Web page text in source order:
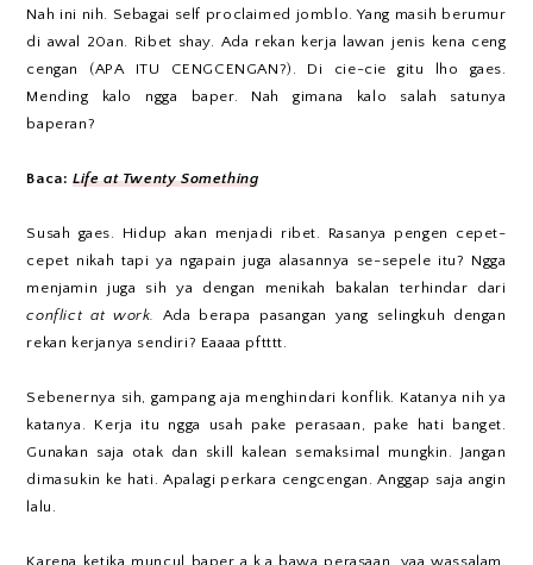
Nah ini nih. Sebagai self proclaimed jomblo. Yang masih berumur
di awal 20an. Ribet shay. Ada rekan kerja lawan jenis kena ceng
cengan (APA ITU CENGCENGAN?). Di cie-cie gitu lho gaes.
Mending kalo ngga baper. Nah gimana kalo salah satunya
baperan?
Baca:Life at Twenty Something
Susah gaes. Hidup akan menjadi ribet. Rasanya pengen cepet-
cepet nikah tapi ya ngapain juga alasannya se-sepele itu? Ngga
menjamin juga sih ya dengan menikah bakalan terhindar dari
conflict at work. Ada berapa pasangan yang selingkuh dengan
rekan kerjanya sendiri? Eaaaa pftttt.
Sebenernya sih, gampang aja menghindari konflik. Katanya nih ya
katanya. Kerja itu ngga usah pake perasaan, pake hati banget.
Gunakan saja otak dan skill kalean semaksimal mungkin. Jangan
dimasukin ke hati. Apalagi perkara cengcengan. Anggap saja angin
lalu.